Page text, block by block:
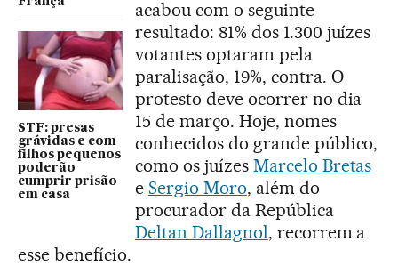
STF: presas
grávidas e com
filhos pequenos
poderão
cumprir prisão
em casa
acabou com o seguinte
resultado: 81% dos 1.300 juízes
votantes optaram pela
paralisação, 19%, contra. O
protesto deve ocorrer no dia
15 de março. Hoje, nomes
conhecidos do grande público,
como os juízes Marcelo Bretas
e Sergio Moro, além do
procurador da República
Deltan Dallagnol, recorrem a
esse benefício.